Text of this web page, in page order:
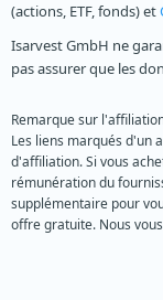
(actions, ETF, fonds) et
Isarvest GmbH ne
pas assurer que les
Remarque sur
Les liens marqués d'un
d'affiliation. Si vous
rémunération du
supplémentaire pour
offre gratuite. Nous